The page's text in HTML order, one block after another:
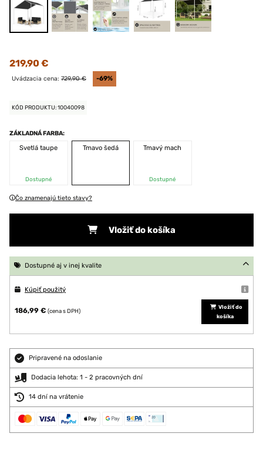
219,90 €
Uvádzacia cena: 729,90 € -69%
KÓD PRODUKTU: 10040098
ZÁKLADNÁ FARBA:
Svetlá taupe
Dostupné
Tmavo šedá Tmavý mach
Dostupné
Čo znamenajú tieto stavy?
Vložiť do košíka
Dostupné aj v inej kvalite
Kúpiť použitý
186,99 € (cena s DPH)
Vložiť do
košíka
Pripravené na odoslanie
Dodacia lehota: 1 - 2 pracovných dní
14 dní na vrátenie